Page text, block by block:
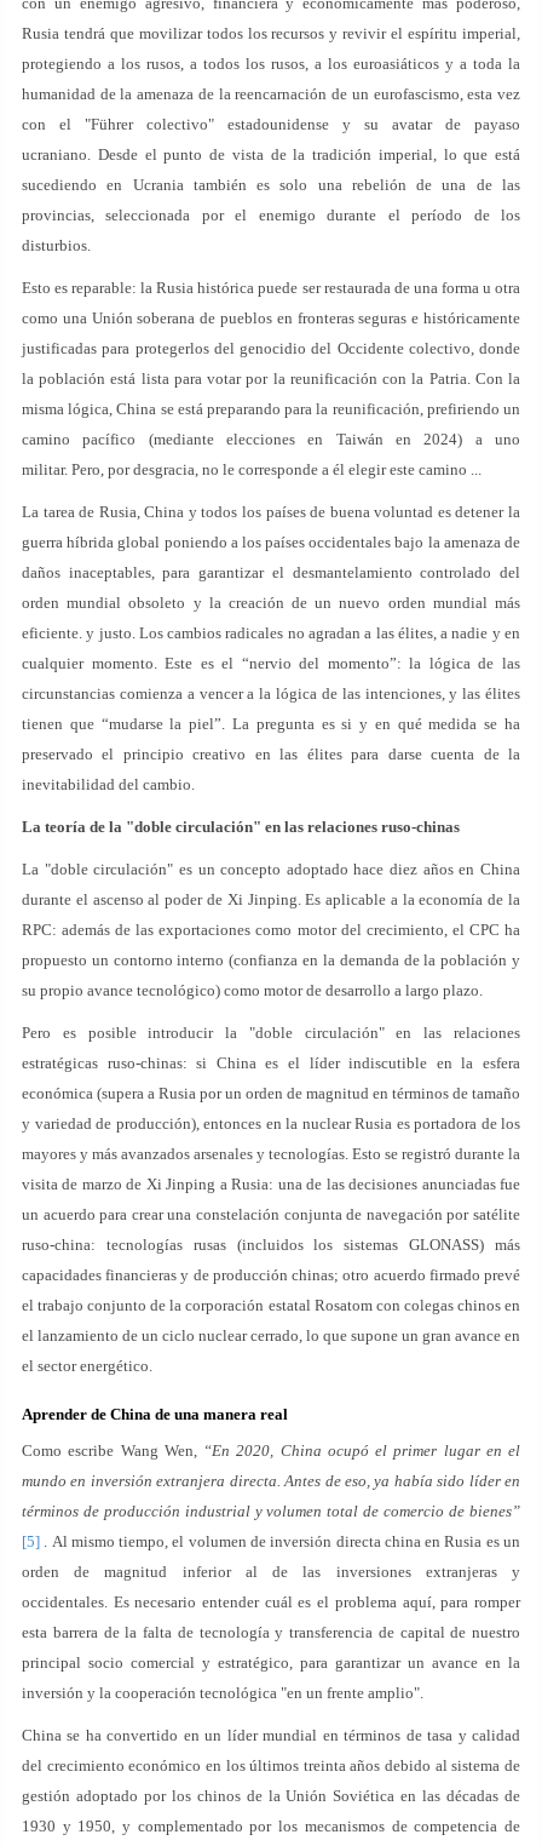
Rusia tendrá que movilizar todos los recursos y revivir el espíritu imperial,
protegiendo a los rusos, a todos los rusos, a los euroasiáticos y a toda la
humanidad de la amenaza de la reencarnación de un eurofascismo, esta vez
con el "Führer colectivo" estadounidense y su avatar de payaso
ucraniano. Desde el punto de vista de la tradición imperial, lo que está
sucediendo en Ucrania también es solo una rebelión de una de las
provincias, seleccionada por el enemigo durante el período de los
disturbios.
Esto es reparable: la Rusia histórica puede ser restaurada de una forma u otra
como una Unión soberana de pueblos en fronteras seguras e históricamente
justificadas para protegerlos del genocidio del Occidente colectivo, donde
la población está lista para votar por la reunificación con la Patria. Con la
misma lógica, China se está preparando para la reunificación, prefiriendo un
camino pacífico (mediante elecciones en Taiwán en 2024) a uno
militar. Pero, por desgracia, no le corresponde a él elegir este camino ...
La tarea de Rusia, China y todos los países de buena voluntad es detener la
guerra híbrida global poniendo a los países occidentales bajo la amenaza de
daños inaceptables, para garantizar el desmantelamiento controlado del
orden mundial obsoleto y la creación de un nuevo orden mundial más
eficiente. y justo. Los cambios radicales no agradan a las élites, a nadie y en
cualquier momento. Este es el “nervio del momento”: la lógica de las
circunstancias comienza a vencer a la lógica de las intenciones, y las élites
tienen que “mudarse la piel”. La pregunta es si y en qué medida se ha
preservado el principio creativo en las élites para darse cuenta de la
inevitabilidad del cambio.
La teoría de la "doble circulación" en las relaciones ruso-chinas
La "doble circulación" es un concepto adoptado hace diez años en China
durante el ascenso al poder de Xi Jinping. Es aplicable a la economía de la
RPC: además de las exportaciones como motor del crecimiento, el CPC ha
propuesto un contorno interno (confianza en la demanda de la población y
su propio avance tecnológico) como motor de desarrollo a largo plazo.
Pero es posible introducir la "doble circulación" en las relaciones
estratégicas ruso-chinas: si China es el líder indiscutible en la esfera
económica (supera a Rusia por un orden de magnitud en términos de tamaño
y variedad de producción), entonces en la nuclear Rusia es portadora de los
mayores y más avanzados arsenales y tecnologías. Esto se registró durante la
visita de marzo de Xi Jinping a Rusia: una de las decisiones anunciadas fue
un acuerdo para crear una constelación conjunta de navegación por satélite
ruso-china: tecnologías rusas (incluidos los sistemas GLONASS) más
capacidades financieras y de producción chinas; otro acuerdo firmado prevé
el trabajo conjunto de la corporación estatal Rosatom con colegas chinos en
el lanzamiento de un ciclo nuclear cerrado, lo que supone un gran avance en
el sector energético.
Aprender de China de una manera real
Como escribe Wang Wen, “En 2020, China ocupó el primer lugar en el
mundo en inversión extranjera directa. Antes de eso, ya había sido líder en
términos de producción industrial y volumen total de comercio de bienes”
[5] . Al mismo tiempo, el volumen de inversión directa china en Rusia es un
orden de magnitud inferior al de las inversiones extranjeras y
occidentales. Es necesario entender cuál es el problema aquí, para romper
esta barrera de la falta de tecnología y transferencia de capital de nuestro
principal socio comercial y estratégico, para garantizar un avance en la
inversión y la cooperación tecnológica "en un frente amplio".
China se ha convertido en un líder mundial en términos de tasa y calidad
del crecimiento económico en los últimos treinta años debido al sistema de
gestión adoptado por los chinos de la Unión Soviética en las décadas de
1930 y 1950, y complementado por los mecanismos de competencia de